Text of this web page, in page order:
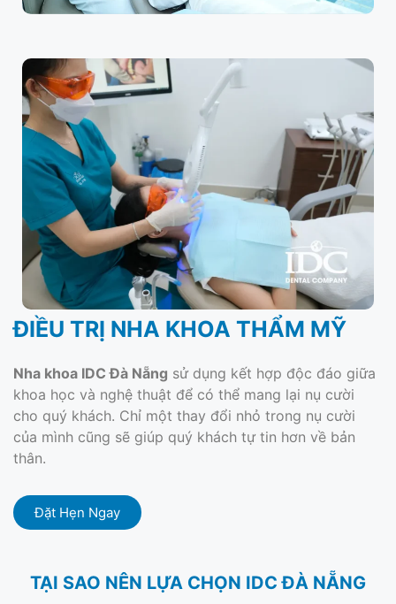
ĐIỀU TRỊ NHA KHOA THẨM MỸ
Nha khoa IDC Đà Nẵng sử dụng kết hợp độc đáo giữa
khoa học và nghệ thuật để có thể mang lại nụ cười
cho quý khách. Chỉ một thay đổi nhỏ trong nụ cười
của mình cũng sẽ giúp quý khách tự tin hơn về bản
thân.
Đặt Hẹn Ngay
TẠI SAO NÊN LỰA CHỌN IDC ĐÀ NẴNG